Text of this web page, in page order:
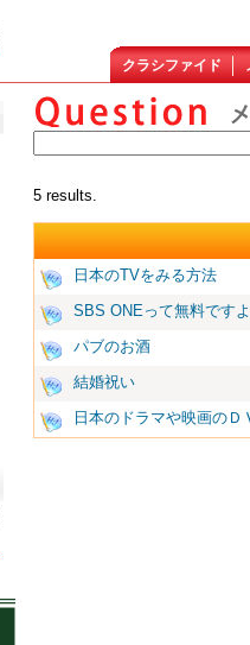
クラシファイド
5 results.
日本のTVをみる方法
SBS ONEって無料です
パブのお酒
結婚祝い
日本のドラマや映画のＤ